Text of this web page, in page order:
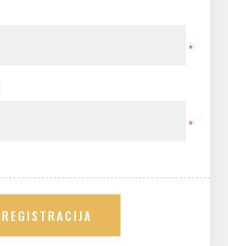
*
*
REGISTRACIJA